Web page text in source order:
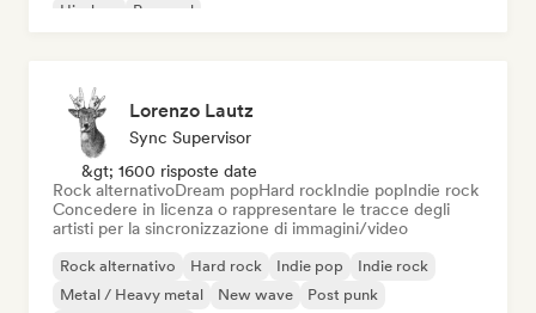
Hip-hop
Pop soul
Lorenzo Lautz
Sync Supervisor
&gt; 1600 risposte date
Rock alternativoDream popHard rockIndie popIndie rock
Concedere in licenza o rappresentare le tracce degli
artisti per la sincronizzazione di immagini/video
Rock alternativo Hard rock Indie pop
Indie rock
Metal / Heavy metal
New wave
Post punk